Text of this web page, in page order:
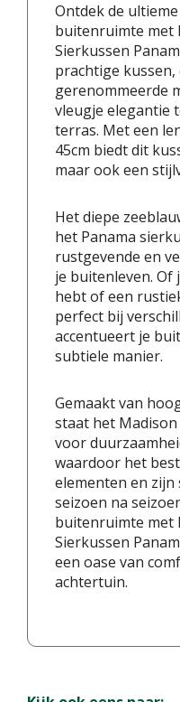
Ontdek de
buitenruimte met
Sierkussen
prachtige
gerenommeerde
vleugje elegantie
terras. Met een
45cm biedt dit
maar ook een
Het diepe
het Panama
rustgevende en
je buitenleven. Of
hebt of een
perfect bij
accentueert je
subtiele manier.
Gemaakt van
staat het
voor
waardoor het
elementen en
seizoen na
buitenruimte met
Sierkussen
een oase van
achtertuin.